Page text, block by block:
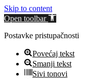
Skip to content
Open toolbar
Postavke pristupačnosti
Povećaj tekst
Smanji tekst
Sivi tonovi